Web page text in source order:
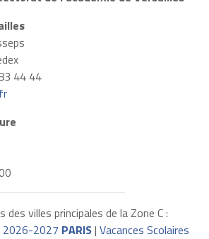
44 44
des villes principales de la Zone C :
2026-2027 PARIS| Vacances Scolaires